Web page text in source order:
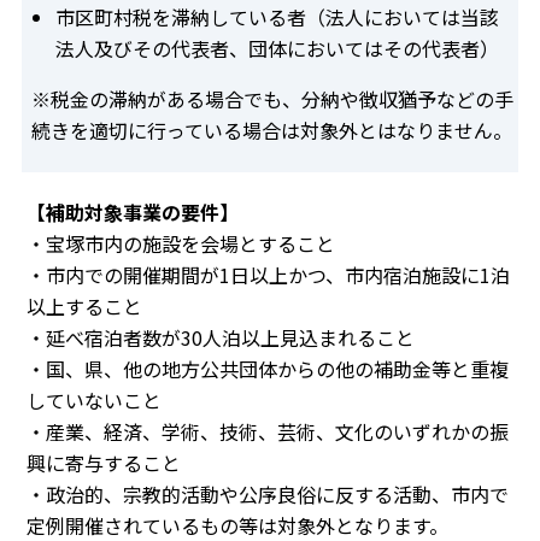
市区町村税を滞納している者（法人においては当該
法人及びその代表者、団体においてはその代表者）
※税金の滞納がある場合でも、分納や徴収猶予などの手
続きを適切に行っている場合は対象外とはなりません。
【補助対象事業の要件】
・宝塚市内の施設を会場とすること
・市内での開催期間が1日以上かつ、市内宿泊施設に1泊
以上すること
・延べ宿泊者数が30人泊以上見込まれること
・国、県、他の地方公共団体からの他の補助金等と重複
していないこと
・産業、経済、学術、技術、芸術、文化のいずれかの振
興に寄与すること
・政治的、宗教的活動や公序良俗に反する活動、市内で
定例開催されているもの等は対象外となります。